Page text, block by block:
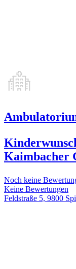
Kaimbacher
Noch keine
Keine Bewertungen
Feldstraße 5, 9800